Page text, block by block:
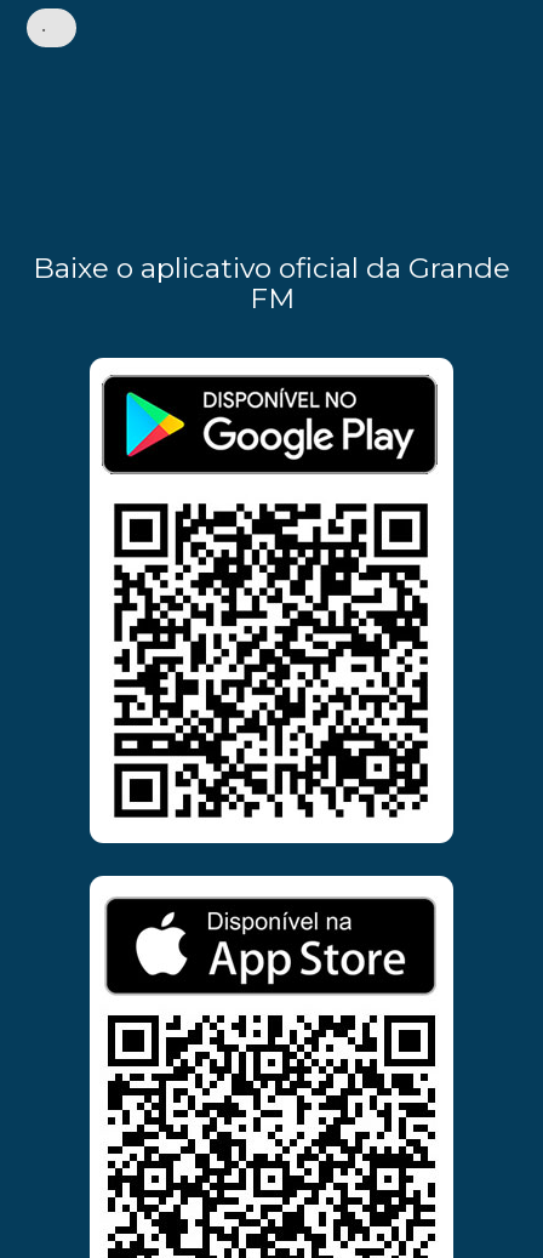
•
Baixe o aplicativo oficial da Grande
FM